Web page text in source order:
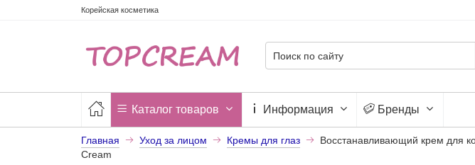
Корейская косметика
Каталог товаров Информация Бренды
Главная Уход за лицом Кремы для глаз
Восстанавливающий крем для
Cream